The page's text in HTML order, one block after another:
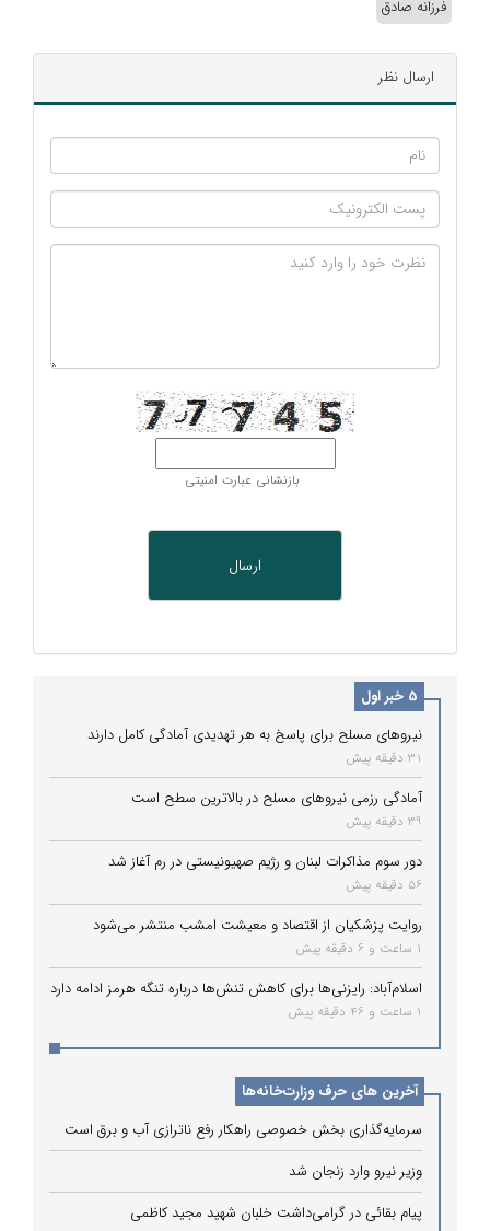
فرزانه صادق
ارسال نظر
بازنشانی عبارت امنیتی
5 خبر اول
نیروهای مسلح برای پاسخ به هر تهدیدی آمادگی کامل دارند
31 دقیقه پیش
آمادگی رزمی نیروهای مسلح در بالاترین سطح است
39 دقیقه پیش
دور سوم مذاکرات لبنان و رژیم صهیونیستی در رم آغاز شد
56 دقیقه پیش
روایت پزشکیان از اقتصاد و معیشت امشب منتشر می‌شود
1 ساعت و 6 دقیقه پیش
اسلام‌آباد: رایزنی‌ها برای کاهش تنش‌ها درباره تنگه هرمز ادامه دارد
1 ساعت و 46 دقیقه پیش
آخرین های حرف وزارت‌خانه‌ها
سرمایه‌گذاری بخش خصوصی راهکار رفع ناترازی آب و برق است
وزیر نیرو وارد زنجان شد
پیام بقائی در گرامی‌داشت خلبان شهید مجید کاظمی